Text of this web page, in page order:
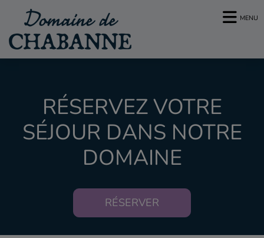
MENU
RÉSERVEZ VOTRE
SÉJOUR DANS NOTRE
DOMAINE
RÉSERVER